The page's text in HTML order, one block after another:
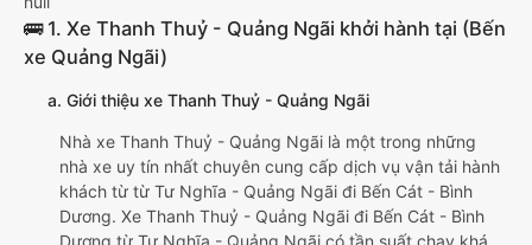
🚌 1. Xe Thanh Thuỷ - Quảng Ngãi khởi hành tại (Bến
xe Quảng Ngãi)
a. Giới thiệu xe Thanh Thuỷ - Quảng Ngãi
Nhà xe Thanh Thuỷ - Quảng Ngãi là một trong những
nhà xe uy tín nhất chuyên cung cấp dịch vụ vận tải hành
khách từ từ Tư Nghĩa - Quảng Ngãi đi Bến Cát - Bình
Dương. Xe Thanh Thuỷ - Quảng Ngãi đi Bến Cát - Bình
Dương từ Tư Nghĩa - Quảng Ngãi có tần suất chạy khá